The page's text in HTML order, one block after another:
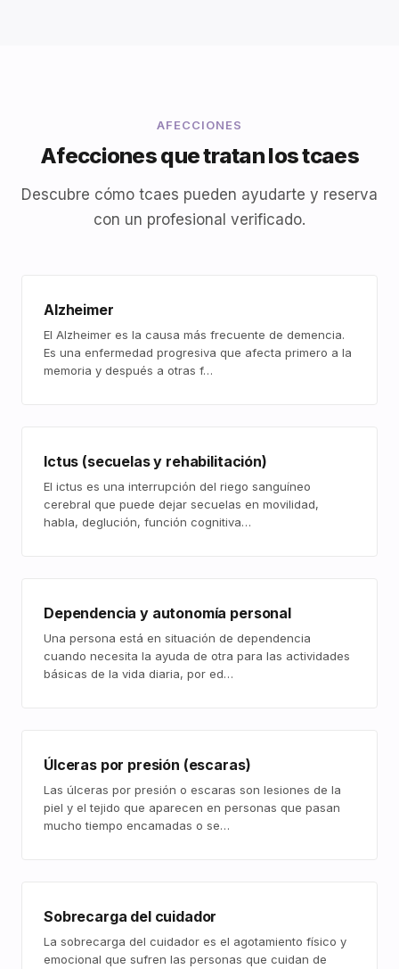
AFECCIONES
Afecciones que tratan los tcaes
Descubre cómo tcaes pueden ayudarte y reserva
con un profesional verificado.
Alzheimer
El Alzheimer es la causa más frecuente de demencia.
Es una enfermedad progresiva que afecta primero a la
memoria y después a otras f…
Ictus (secuelas y rehabilitación)
El ictus es una interrupción del riego sanguíneo
cerebral que puede dejar secuelas en movilidad,
habla, deglución, función cognitiva…
Dependencia y autonomía personal
Una persona está en situación de dependencia
cuando necesita la ayuda de otra para las actividades
básicas de la vida diaria, por ed…
Úlceras por presión (escaras)
Las úlceras por presión o escaras son lesiones de la
piel y el tejido que aparecen en personas que pasan
mucho tiempo encamadas o se…
Sobrecarga del cuidador
La sobrecarga del cuidador es el agotamiento físico y
emocional que sufren las personas que cuidan de